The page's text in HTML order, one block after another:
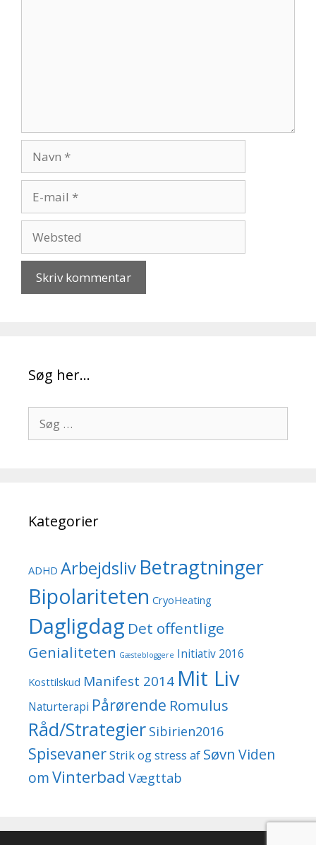
mail
Søg her…
efter:
Kategorier
ADHD Arbejdsliv Betragtninger
Bipolariteten CryoHeating
Dagligdag Det offentlige
Genialiteten Gæstebloggere Initiativ 2016
Kosttilskud Manifest 2014 Mit Liv
Naturterapi Pårørende Romulus
Råd/Strategier Sibirien2016
SpisevanerStrik og stress af Søvn Viden
omVinterbad Vægttab